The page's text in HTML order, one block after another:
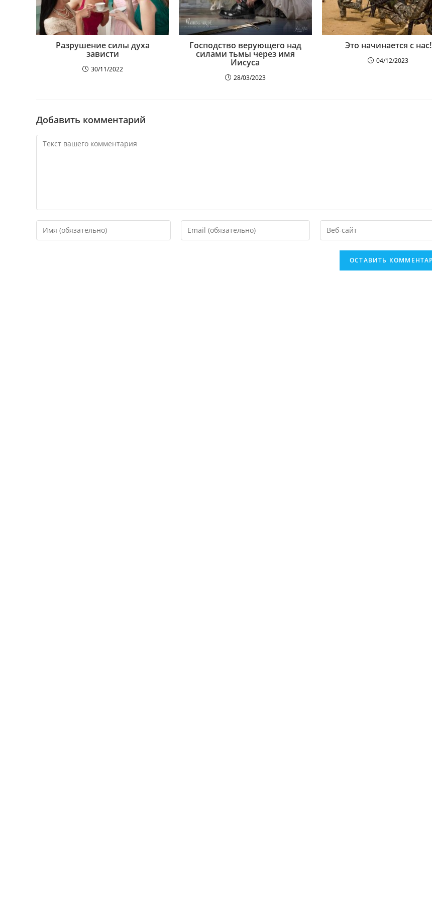
Разрушение силы духа
зависти
30/11/2022
Господство верующего над
силами тьмы через имя
Иисуса
28/03/2023
Это начинается с нас!
04/12/2023
Добавить комментарий